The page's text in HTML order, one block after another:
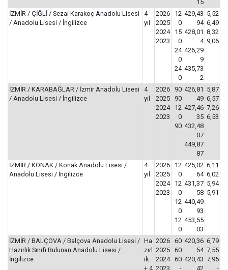
15
İZMİR / ÇİĞLİ / Sezai Karakoç Anadolu Lisesi
/ Anadolu Lisesi / İngilizce
4
yıl
2026
2025
2024
2023
12
0
15
0
24
0
24
0
429,43
94
428,01
4
426,29
9
435,73
2
5,52
6,49
8,32
9,06
İZMİR / KARABAĞLAR / İzmir Anadolu Lisesi
/ Anadolu Lisesi / İngilizce
4
yıl
2026
2025
2024
2023
90
90
12
0
90
426,81
49
427,46
35
432,48
07
449,87
87
5,87
6,57
7,26
6,53
İZMİR / KONAK / Konak Anadolu Lisesi /
Anadolu Lisesi / İngilizce
4
yıl
2026
2025
2024
2023
12
0
12
0
12
0
12
0
425,02
64
431,37
58
440,49
93
453,55
03
6,11
6,02
5,94
5,91
İZMİR / BALÇOVA / Balçova Anadolu Lisesi /
Hazırlık Sınıfı Bulunan Anadolu Lisesi /
İngilizce
Ha
zırl
ık
+ 4
2026
2025
2024
2023
60
60
60
-
420,36
54
420,43
42
6,79
7,55
7,95
-